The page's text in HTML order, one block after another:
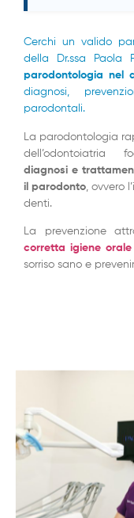
Cerchi un valido
della Dr.ssa Paola
parodontologia nel
diagnosi,
parodontali.
La parodontologia
diagnosi e
il parodonto, ovvero
denti.
La prevenzione
corretta igiene orale
sorriso sano e